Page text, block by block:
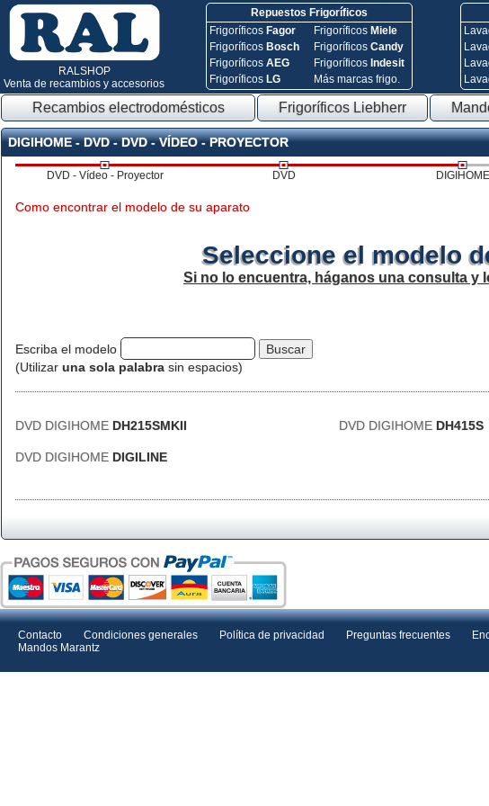
RALSHOP
Venta de recambios y accesorios
Repuestos Frigoríficos
Frigoríficos Fagor
Frigoríficos Bosch
FrigoríficosAEG
Frigoríficos LG
Frigoríficos Miele
FrigoríficosCandy
Frigoríficos Indesit
Más marcas frigo.
Recambios electrodomésticos Frigoríficos Liebherr
DIGIHOME - DVD - DVD - VÍDEO - PROYECTOR
DVD - Vídeo - Proyector DVD DIGIHOME
Como encontrar el modelo de su aparato
Seleccione el modelo
Si no lo encuentra, háganos una consulta y
Escriba el modelo
(Utilizar una sola palabra sin espacios)
DVD DIGIHOME DH215SMKII DVD DIGIHOME DH415S
DVD DIGIHOME DIGILINE
Contacto Condiciones generales Política de privacidad Preguntas frecuentes
Mandos Marantz